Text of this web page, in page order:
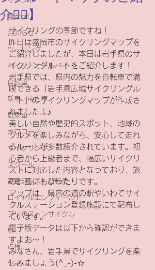
魔女girl
お知らせ
ツーリング
バイク・オートバイ
自転車
新車・中古車
試乗車
オフロード
サイクリング
スクール
電動アシスト自転車
ロイヤルエンフィールド
ブリヂストンサイクル
旅
点検
ヤマハ
介🚴‍♀️】
サイクリングの季節ですね！
昨日は盛岡市のサイクリングマップを
ご紹介しましたが、本日は岩手県のサ
イクリングルートをご紹介します！
岩手県では、県内の魅力を自転車で満
喫できる「岩手県広域サイクリングル
ート」のサイクリングマップが作成さ
れましたよ♪
美しい自然や歴史的スポット、地域の
グルメを楽しみながら、安心して走れ
るルートが多数紹介されています。初
心者から上級者まで、幅広いサイクリ
ストに対応した内容となっており、旅
の計画にもぴったりです。
マップは、県内の道の駅やいわてサイ
クルステーション登録施設にて配布し
ています。
電子版データは以下から確認ができま
すよお～！
みなさん、岩手県でサイクリングを楽
しみましょう(^_-)-☆